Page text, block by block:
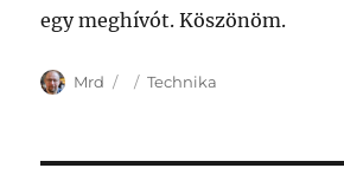
egy meghívót. Köszönöm.
Author
Mrd
Posted
Categories
Technika